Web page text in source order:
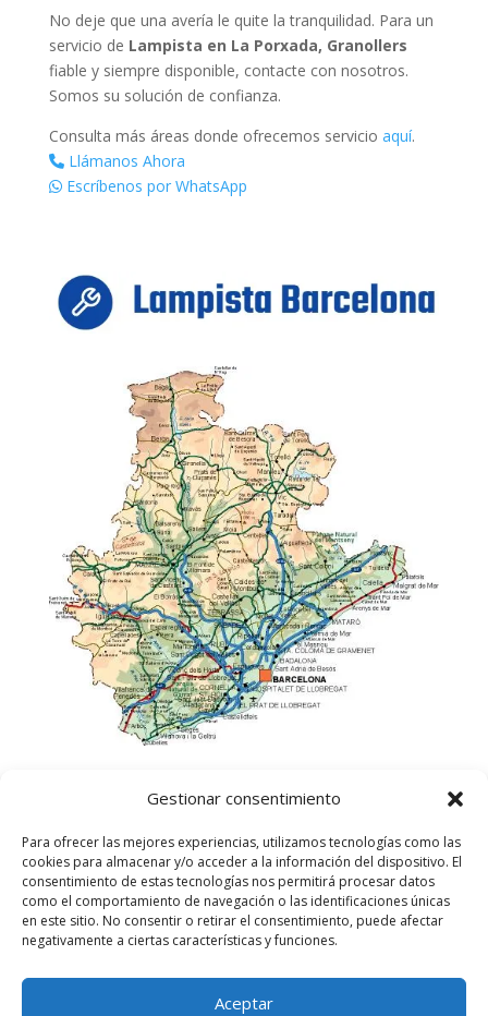
Gestionar consentimiento
Para ofrecer las mejores experiencias, utilizamos tecnologías como las
cookies para almacenar y/o acceder a la información del dispositivo. El
consentimiento de estas tecnologías nos permitirá procesar datos
como el comportamiento de navegación o las identificaciones únicas
en este sitio. No consentir o retirar el consentimiento, puede afectar
negativamente a ciertas características y funciones.
Aceptar
No deje que una avería le quite la tranquilidad. Para un
servicio de Lampista en La Porxada, Granollers
fiable y siempre disponible, contacte con nosotros.
Somos su solución de confianza.
Consulta más áreas donde ofrecemos servicio aquí.
Llámanos Ahora
Escríbenos por WhatsApp
Lampista Barcelona. Todos los derechos